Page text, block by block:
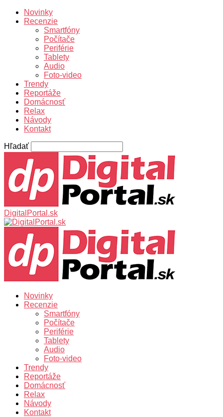
Novinky
Recenzie
Smartfóny
Počítače
Periférie
Tablety
Audio
Foto-video
Trendy
Reportáže
Domácnosť
Relax
Návody
Kontakt
Hľadať
DigitalPortal.sk
Novinky
Recenzie
Smartfóny
Počítače
Periférie
Tablety
Audio
Foto-video
Trendy
Reportáže
Domácnosť
Relax
Návody
Kontakt